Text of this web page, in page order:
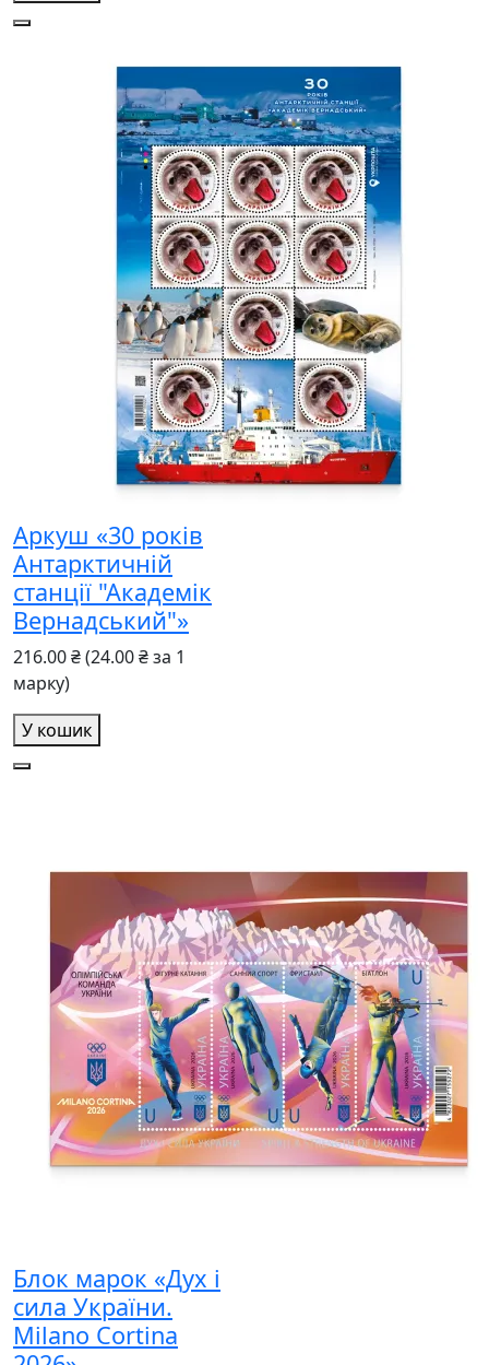
Аркуш «30 років
Антарктичній
станції "Академік
Вернадський"»
216.00 ₴(24.00 ₴ за 1
марку)
У кошик
Блок марок «Дух і
сила України.
Milano Cortina